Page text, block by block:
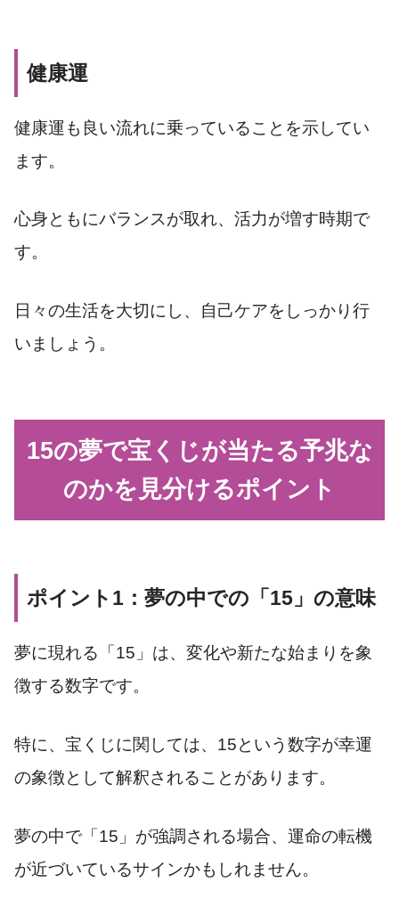
健康運
健康運も良い流れに乗っていることを示してい
ます。
心身ともにバランスが取れ、活力が増す時期で
す。
日々の生活を大切にし、自己ケアをしっかり行
いましょう。
15の夢で宝くじが当たる予兆な
のかを見分けるポイント
ポイント1：夢の中での「15」の意味
夢に現れる「15」は、変化や新たな始まりを象
徴する数字です。
特に、宝くじに関しては、15という数字が幸運
の象徴として解釈されることがあります。
夢の中で「15」が強調される場合、運命の転機
が近づいているサインかもしれません。